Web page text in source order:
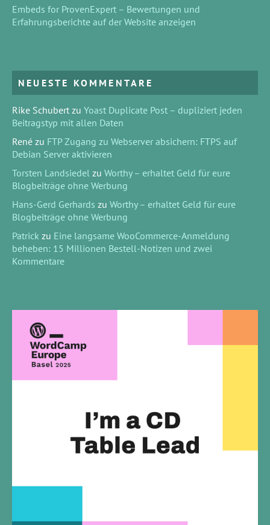
Embeds for ProvenExpert – Bewertungen und
Erfahrungsberichte auf der Website anzeigen
NEUESTE KOMMENTARE
Rike Schubert zu Yoast Duplicate Post – dupliziert jeden
Beitragstyp mit allen Daten
René zu FTP Zugang zu Webserver absichern: FTPS auf
Debian Server aktivieren
Torsten Landsiedel zu Worthy – erhaltet Geld für eure
Blogbeiträge ohne Werbung
Hans-Gerd Gerhards zu Worthy – erhaltet Geld für eure
Blogbeiträge ohne Werbung
Patrick zu Eine langsame WooCommerce-Anmeldung
beheben: 15 Millionen Bestell-Notizen und zwei
Kommentare